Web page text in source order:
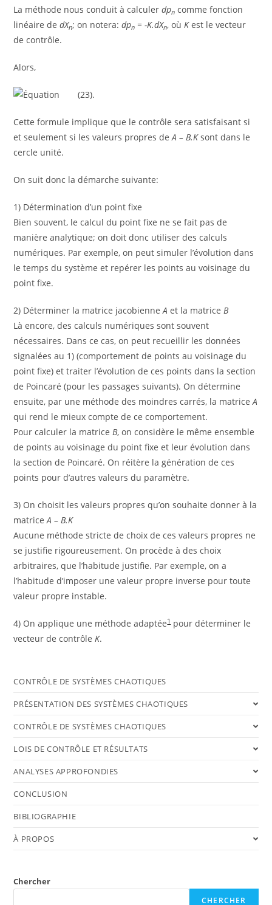
La méthode nous conduit à calculerdpn comme fonction
linéaire dedXn; on notera:dpn = -K.dXn, oùKest le vecteur
de contrôle.
Alors,
(23).
Cette formule implique que le contrôle sera satisfaisant si
et seulement si les valeurs propres deA – B.Ksont dans le
cercle unité.
On suit donc la démarche suivante:
1) Détermination d’un point fixe
Bien souvent, le calcul du point fixe ne se fait pas de
manière analytique; on doit donc utiliser des calculs
numériques. Par exemple, on peut simuler l’évolution dans
le temps du système et repérer les points au voisinage du
point fixe.
2) Déterminer la matrice jacobienneA et la matriceB
Là encore, des calculs numériques sont souvent
nécessaires. Dans ce cas, on peut recueillir les données
signalées au 1) (comportement de points au voisinage du
point fixe) et traiter l’évolution de ces points dans la section
de Poincaré (pour les passages suivants). On détermine
ensuite, par une méthode des moindres carrés, la matriceA
qui rend le mieux compte de ce comportement.
Pour calculer la matriceB, on considère le même ensemble
de points au voisinage du point fixe et leur évolution dans
la section de Poincaré. On réitère la génération de ces
points pour d’autres valeurs du paramètre.
3) On choisit les valeurs propres qu’on souhaite donner à la
matriceA – B.K
Aucune méthode stricte de choix de ces valeurs propres ne
se justifie rigoureusement. On procède à des choix
arbitraires, que l’habitude justifie. Par exemple, on a
l’habitude d’imposer une valeur propre inverse pour toute
valeur propre instable.
4) On applique une méthode adaptée1pour déterminer le
vecteur de contrôleK.
CONTRÔLE DE SYSTÈMES CHAOTIQUES
PRÉSENTATION DES SYSTÈMES CHAOTIQUES
CONTRÔLE DE SYSTÈMES CHAOTIQUES
LOIS DE CONTRÔLE ET RÉSULTATS
ANALYSES APPROFONDIES
CONCLUSION
BIBLIOGRAPHIE
À PROPOS
Chercher
CHERCHER